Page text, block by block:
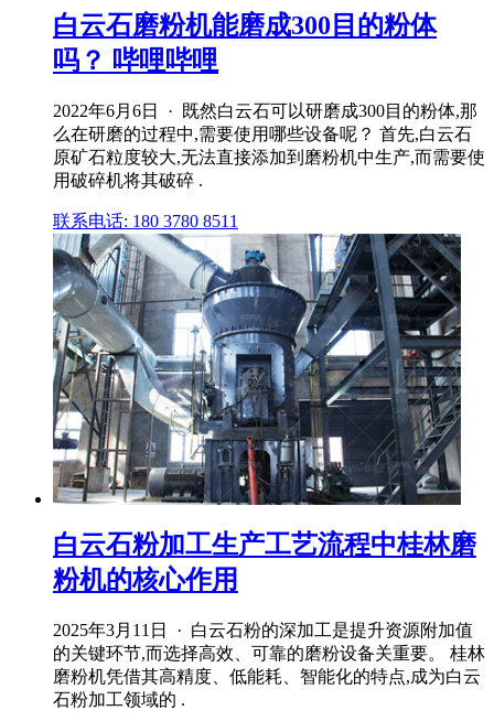
白云石磨粉机能磨成300目的粉体
吗？ 哔哩哔哩
2022年6月6日 · 既然白云石可以研磨成300目的粉体,那
么在研磨的过程中,需要使用哪些设备呢？ 首先,白云石
原矿石粒度较大,无法直接添加到磨粉机中生产,而需要使
用破碎机将其破碎 .
联系电话: 180 3780 8511
白云石粉加工生产工艺流程中桂林磨
粉机的核心作用
2025年3月11日 · 白云石粉的深加工是提升资源附加值
的关键环节,而选择高效、可靠的磨粉设备关重要。 桂林
磨粉机凭借其高精度、低能耗、智能化的特点,成为白云
石粉加工领域的 .